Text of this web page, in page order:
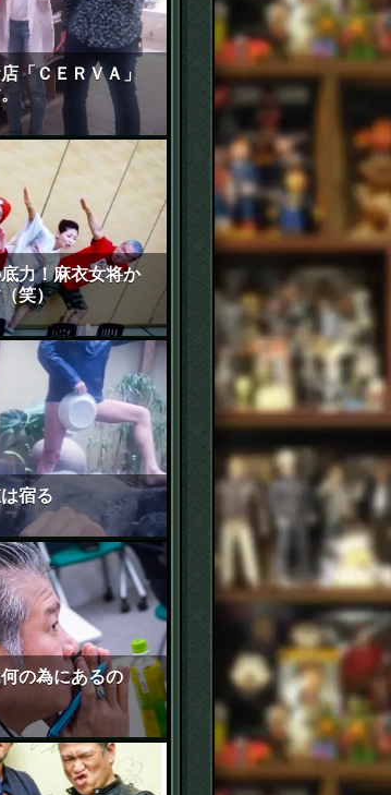
「ＣＥＲＶＡ」
力！麻衣女将か
笑）
宿る
何の為にあるの